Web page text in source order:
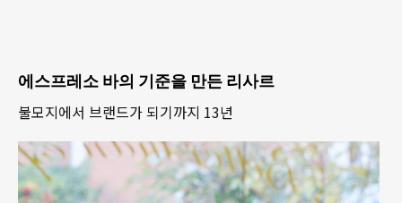
에스프레소 바의 기준을 만든 리사르
불모지에서 브랜드가 되기까지 13년